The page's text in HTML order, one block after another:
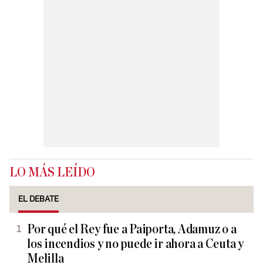
LO MÁS LEÍDO
EL DEBATE
Por qué el Rey fue a Paiporta, Adamuz o a
los incendios y no puede ir ahora a Ceuta y
Melilla